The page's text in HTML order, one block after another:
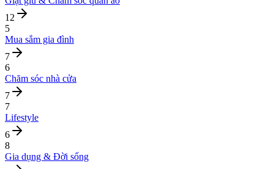
12
5
Mua sắm gia đình
7
6
Chăm sóc nhà cửa
7
7
Lifestyle
6
8
Gia dụng & Đời sống